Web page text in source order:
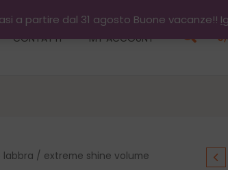
a partire dal 31 agosto Buone vacanze!!
CONTATTI MY ACCOUNT
labbra / extreme shine volume